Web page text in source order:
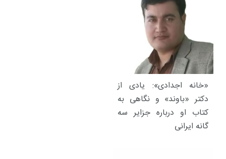
«خانه اجدادی»: یادی از
دکتر «باوند» و نگاهی به
کتاب او درباره جزایر سه
گانه ایرانی